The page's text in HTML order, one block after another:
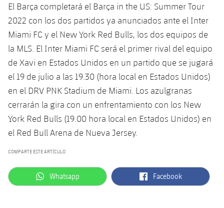
El Barça completará el Barça in the US: Summer Tour
2022 con los dos partidos ya anunciados ante el Inter
Miami FC y el New York Red Bulls, los dos equipos de
la MLS. El Inter Miami FC será el primer rival del equipo
de Xavi en Estados Unidos en un partido que se jugará
el 19 de julio a las 19.30 (hora local en Estados Unidos)
en el DRV PNK Stadium de Miami. Los azulgranas
cerrarán la gira con un enfrentamiento con los New
York Red Bulls (19.00 hora local en Estados Unidos) en
el Red Bull Arena de Nueva Jersey.
COMPARTE ESTE ARTÍCULO
label.aria.whatsapp
Whatsapp label.aria.facebook
Facebook